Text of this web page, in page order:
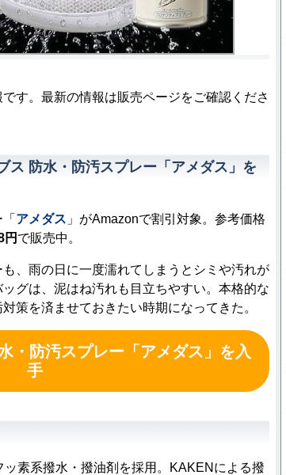
す。最新の情報は販売ページをご確認くださ
ス 防水・防汚スプレー「アメダス」を
アメダス 」がAmazonで割引対象。参考価格
円 で販売中。
、雨の日に一度濡れてしまうとシミや汚れが
グは、泥はね汚れも目立ちやすい。本格的な
策を済ませておきたい時期になってきた。
・防汚スプレー「アメダス」を入
手
素系撥水・撥油剤を採用。KAKENによる撥